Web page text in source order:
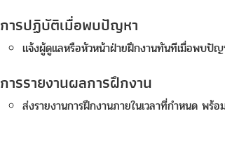
การปฏิบัติเมื่อพบปัญหา
แจ้งผู้ดูแลหรือหัวหน้าฝ่ายฝึกงานทันทีเมื่อพบปัญ
การรายงานผลการฝึกงาน
ส่งรายงานการฝึกงานภายในเวลาที่กำหนด พ